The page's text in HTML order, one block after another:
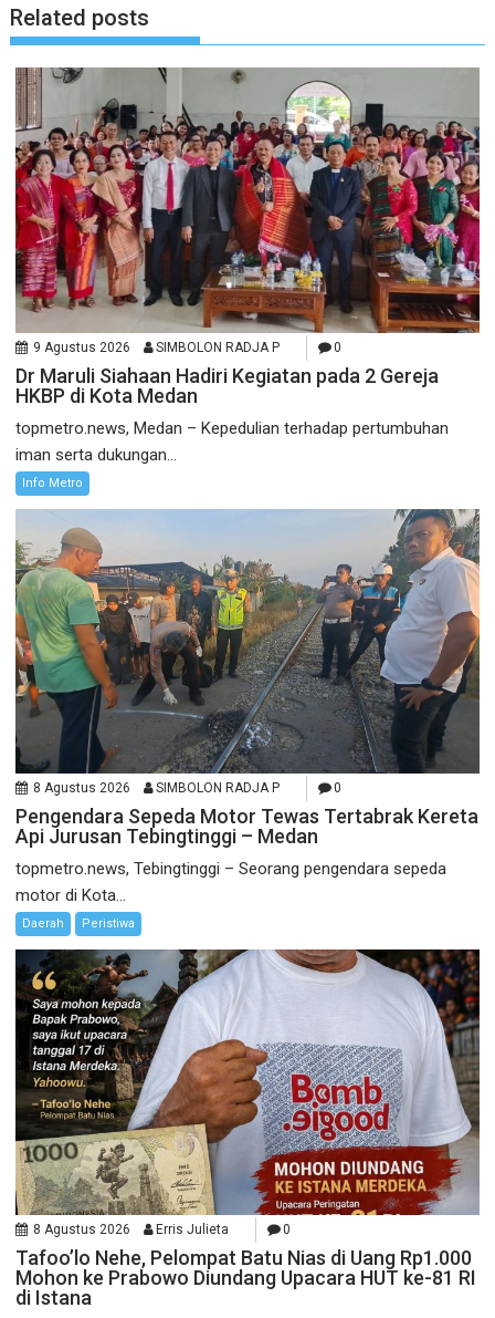
Related posts
9 Agustus 2026 SIMBOLON RADJA P 0
Dr Maruli Siahaan Hadiri Kegiatan pada 2 Gereja
HKBP di Kota Medan
topmetro.news, Medan – Kepedulian terhadap pertumbuhan
iman serta dukungan...
Info Metro
8 Agustus 2026 SIMBOLON RADJA P 0
Pengendara Sepeda Motor Tewas Tertabrak Kereta
Api Jurusan Tebingtinggi – Medan
topmetro.news, Tebingtinggi – Seorang pengendara sepeda
motor di Kota...
Daerah Peristiwa
8 Agustus 2026 Erris Julieta 0
Tafoo’lo Nehe, Pelompat Batu Nias di Uang Rp1.000
Mohon ke Prabowo Diundang Upacara HUT ke-81 RI
di Istana